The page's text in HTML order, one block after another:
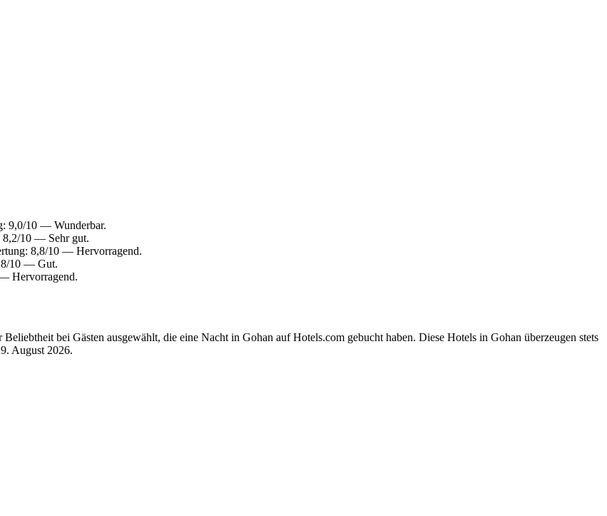
9,0/10 — Wunderbar.
8,2/10 — Sehr gut.
8,8/10 — Hervorragend.
10 — Gut.
Hervorragend.
bei Gästen ausgewählt, die eine Nacht in Gohan auf Hotels.com gebucht haben. Diese Hotels in Gohan überzeugen stets
9. August 2026.